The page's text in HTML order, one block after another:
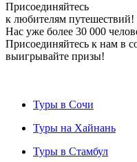
Присоединяйтесь
к любителям путешествий!
Нас уже более 30 000
Присоединяйтесь к нам в
выигрывайте призы!
Туры в Сочи
Туры на Хайнань
Туры в Стамбул